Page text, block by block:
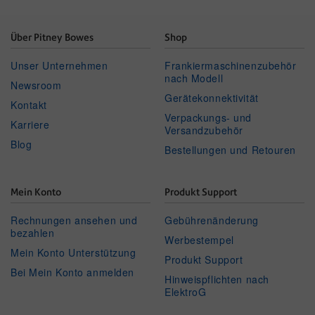
Über Pitney Bowes
Unser Unternehmen
Newsroom
Kontakt
Karriere
Blog
Shop
Frankiermaschinenzubehör
nach Modell
Gerätekonnektivität
Verpackungs- und
Versandzubehör
Bestellungen und Retouren
Mein Konto
Rechnungen ansehen und
bezahlen
Mein Konto Unterstützung
Bei Mein Konto anmelden
Produkt Support
Gebührenänderung
Werbestempel
Produkt Support
Hinweispflichten nach
ElektroG